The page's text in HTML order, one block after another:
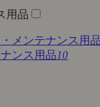
用品
メンテナンス用品
ンス用品10